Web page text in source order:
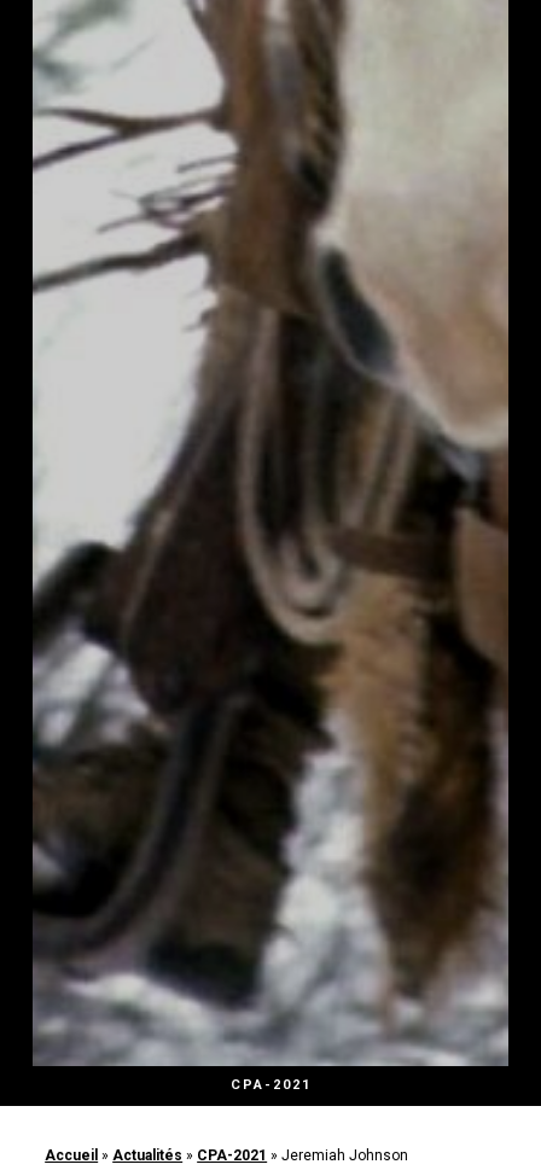
CPA-2021
Accueil » Actualités » CPA-2021 »Jeremiah Johnson